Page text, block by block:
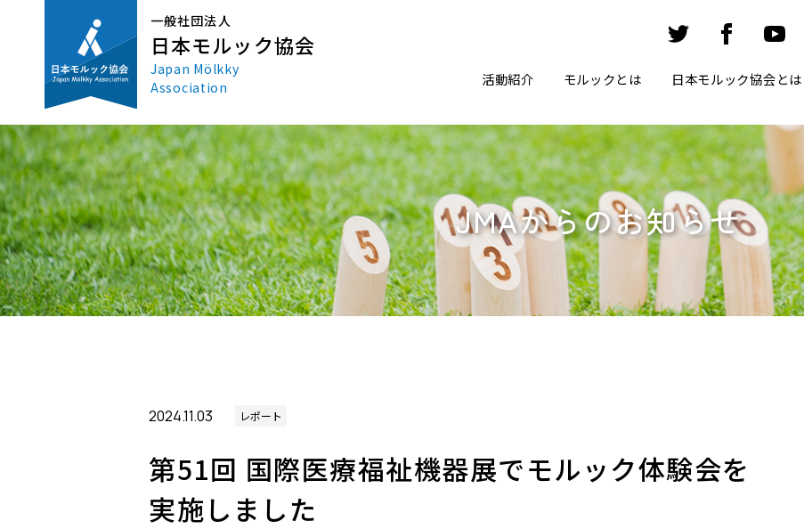
一般社団法人
日本モルック協会
Japan Mölkky
Association
活動紹介 モルックとは 日本モルック協会とは
JMAからのお知らせ
2024.11.03 レポート
第51回 国際医療福祉機器展でモルック体験会を
実施しました